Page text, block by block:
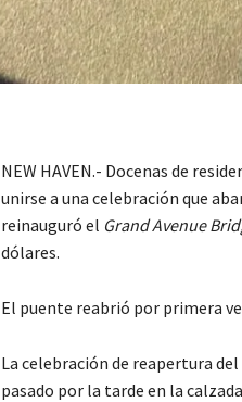
NEW HAVEN.- Docenas de
unirse a una celebración que
reinauguró el Grand Avenue
dólares.
El puente reabrió por primera
La celebración de reapertura
pasado por la tarde en la